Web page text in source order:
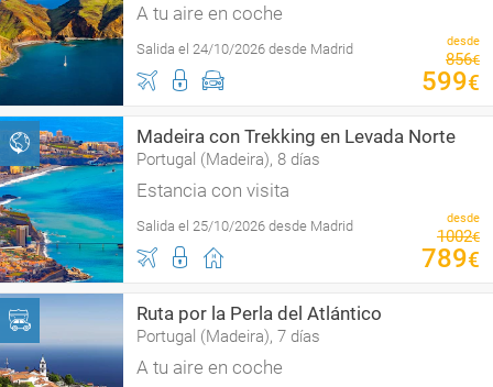
A tu aire en coche
Salida el 24/10/2026 desde Madrid desde
856€
599€
Madeira con Trekking en Levada Norte
Portugal (Madeira), 8 días
Estancia con visita
Salida el 25/10/2026 desde Madrid desde
1002€
789€
Ruta por la Perla del Atlántico
Portugal (Madeira), 7 días
A tu aire en coche